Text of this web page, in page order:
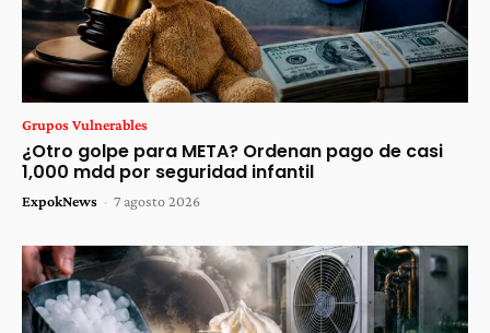
Grupos Vulnerables
¿Otro golpe para META? Ordenan pago de casi
1,000 mdd por seguridad infantil
ExpokNews - 7 agosto 2026